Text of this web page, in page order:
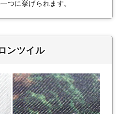
つに挙げられます。
ンツイル